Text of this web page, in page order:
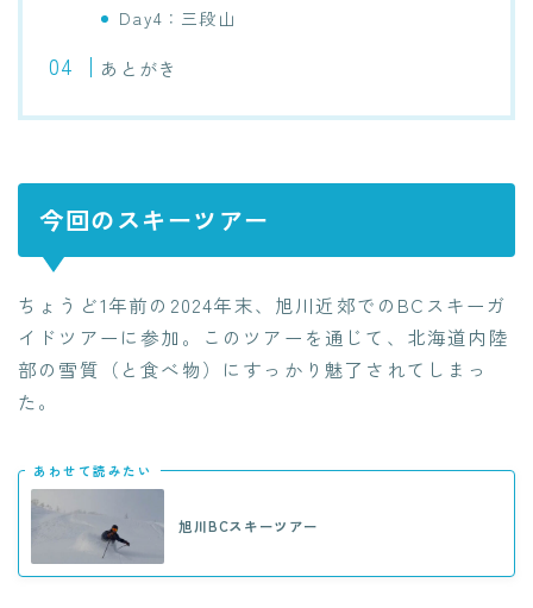
Day4：三段山
あとがき
今回のスキーツアー
ちょうど1年前の2024年末、旭川近郊でのBCスキーガ
イドツアーに参加。このツアーを通じて、北海道内陸
部の雪質（と食べ物）にすっかり魅了されてしまっ
た。
あわせて読みたい
旭川BCスキーツアー